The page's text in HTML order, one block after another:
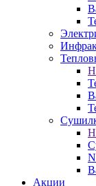
Акции